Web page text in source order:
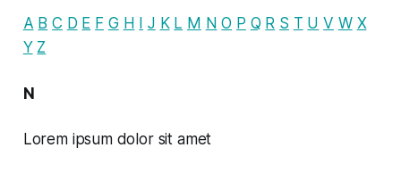
A B C D E F G H J K L M N O P Q R S T U V W X
Y Z
N
Lorem ipsum dolor sit amet